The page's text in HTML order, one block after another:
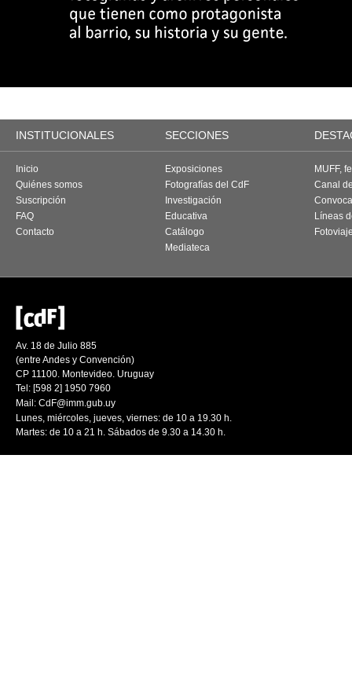
INSTITUCIONALES SECCIONES
Inicio
Quiénes somos
Suscripción
FAQ
Contacto
Exposiciones
Fotografías del CdF
Investigación
Educativa
Catálogo
Mediateca
MUFF,
Canal
Líneas
Av. 18 de Julio 885
(entre Andes y Convención)
CP 11100. Montevideo. Uruguay
Tel: [598 2] 1950 7960
Mail: CdF@imm.gub.uy
Lunes, miércoles, jueves, viernes: de 10 a 19.30 h.
Martes: de 10 a 21 h. Sábados de 9.30 a 14.30 h.